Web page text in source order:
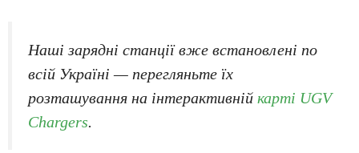
Наші зарядні станції вже встановлені по
всій Україні — перегляньте їх
розташування на інтерактивній карті UGV
Chargers.